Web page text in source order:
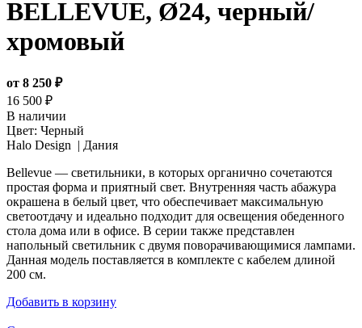
BELLEVUE, Ø24, черный/
хромовый
от 8 250 ₽
16 500 ₽
В наличии
Цвет: Черный
Halo Design | Дания
Bellevue — светильники, в которых органично сочетаются
простая форма и приятный свет. Внутренняя часть абажура
окрашена в белый цвет, что обеспечивает максимальную
светоотдачу и идеально подходит для освещения обеденного
стола дома или в офисе. В серии также представлен
напольный светильник с двумя поворачивающимися лампами.
Данная модель поставляется в комплекте с кабелем длиной
200 см.
Добавить в корзину